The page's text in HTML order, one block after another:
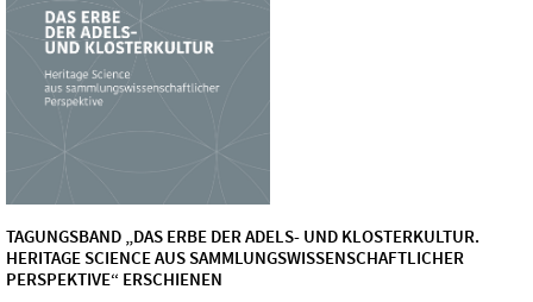
TAGUNGSBAND „DAS ERBE DER ADELS- UND KLOSTERKULTUR.
HERITAGE SCIENCE AUS SAMMLUNGSWISSENSCHAFTLICHER
PERSPEKTIVE“ ERSCHIENEN